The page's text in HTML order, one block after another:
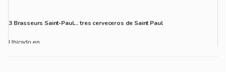
3 Brasseurs Saint-Paul… tres cerveceros de Saint Paul
Ubicado en ...